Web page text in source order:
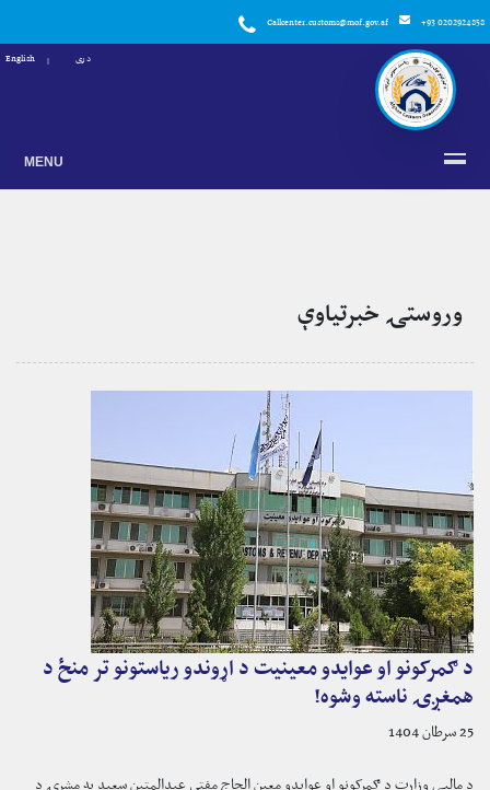
Callcenter.customs@mof.gov.af +93 0202924858
دری English
MENU
وروستۍ خبرتياوې
د ګمرکونو او عوایدو معینیت د اړوندو ریاستونو تر منځ د
همغږۍ ناسته وشوه!
25 سرطان 1404
د مالیې وزارت د ګمرکونو او عوایدو معين الحاج مفتي عبدالمتين سعيد په مشرۍ د